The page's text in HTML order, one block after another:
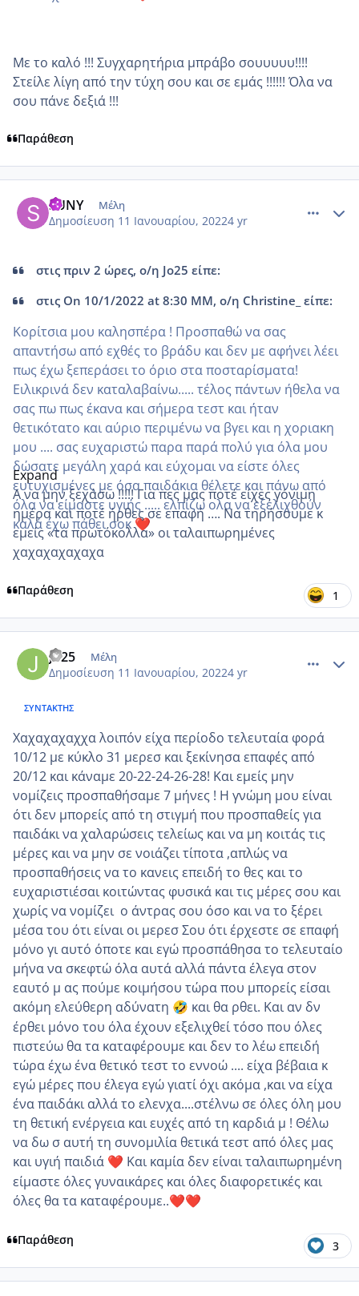
Με το καλό !!! Συγχαρητήρια μπράβο σουυυυυ!!!!
Στείλε λίγη από την τύχη σου και σε εμάς !!!!!! Όλα να
σου πάνε δεξιά !!!
Παράθεση
SUNY Μέλη
Δημοσίευση 11 Ιανουαρίου, 20224 yr
στις πριν 2 ώρες, ο/η Jo25 είπε:
στις On 10/1/2022 at 8:30 ΜΜ, ο/η Christine_ είπε:
Κορίτσια μου καλησπέρα ! Προσπαθώ να σας
απαντήσω από εχθές το βράδυ και δεν με αφήνει λέει
πως έχω ξεπεράσει το όριο στα ποσταρίσματα!
Ειλικρινά δεν καταλαβαίνω..... τέλος πάντων ήθελα να
σας πω πως έκανα και σήμερα τεστ και ήταν
θετικότατο και αύριο περιμένω να βγει και η χοριακη
μου .... σας ευχαριστώ παρα παρά πολύ για όλα μου
δώσατε μεγάλη χαρά και εύχομαι να είστε όλες
ευτυχισμένες με όσα παιδάκια θέλετε και πάνω από
όλα να είμαστε υγιής ..... ελπίζω ολα να εξελιχθούν
καλά έχω πάθει σοκ❤️
Expand
Α να μην ξεχάσω !!!!! Για πες μας ποτέ είχες γόνιμη
ημέρα και ποτέ ήρθες σε επαφή …. Να τηρήσουμε κ
εμείς «τα πρωτόκολλα» οι ταλαιπωρημένες
χαχαχαχαχαχα
Παράθεση 1
Jo25 Μέλη
Δημοσίευση 11 Ιανουαρίου, 20224 yr
ΣΥΝΤΆΚΤΗΣ
Χαχαχαχαχχα λοιπόν είχα περίοδο τελευταία φορά
10/12 με κύκλο 31 μερεσ και ξεκίνησα επαφές από
20/12 και κάναμε 20-22-24-26-28! Και εμείς μην
νομίζεις προσπαθήσαμε 7 μήνες ! Η γνώμη μου είναι
ότι δεν μπορείς από τη στιγμή που προσπαθείς για
παιδάκι να χαλαρώσεις τελείως και να μη κοιτάς τις
μέρες και να μην σε νοιάζει τίποτα ,απλώς να
προσπαθήσεις να το κανεις επειδή το θες και το
ευχαριστιέσαι κοιτώντας φυσικά και τις μέρες σου και
χωρίς να νομίζει ο άντρας σου όσο και να το ξέρει
μέσα του ότι είναι οι μερεσ Σου ότι έρχεστε σε επαφή
μόνο γι αυτό όποτε και εγώ προσπάθησα το τελευταίο
μήνα να σκεφτώ όλα αυτά αλλά πάντα έλεγα στον
εαυτό μ ας πούμε κοιμήσου τώρα που μπορείς είσαι
ακόμη ελεύθερη αδύνατη 🤣 και θα ρθει. Και αν δν
έρθει μόνο του όλα έχουν εξελιχθεί τόσο που όλες
πιστεύω θα τα καταφέρουμε και δεν το λέω επειδή
τώρα έχω ένα θετικό τεστ το εννοώ .... είχα βέβαια κ
εγώ μέρες που έλεγα εγώ γιατί όχι ακόμα ,και να είχα
ένα παιδάκι αλλά το ελενχα....στέλνω σε όλες όλη μου
τη θετική ενέργεια και ευχές από τη καρδιά μ ! Θέλω
να δω σ αυτή τη συνομιλία θετικά τεστ από όλες μας
και υγιή παιδιά ❤️ Και καμία δεν είναι ταλαιπωρημένη
είμαστε όλες γυναικάρες και όλες διαφορετικές και
όλες θα τα καταφέρουμε..❤️❤️
Παράθεση 3